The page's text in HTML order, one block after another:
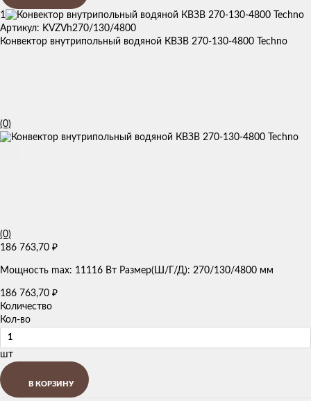
1
Артикул: KVZVh270/130/4800
Конвектор внутрипольный водяной КВЗВ 270-130-4800 Techno
(0)
(0)
186 763,70 ₽
Мощность max: 11116 Вт Размер(Ш/Г/Д): 270/130/4800 мм
186 763,70 ₽
Количество
Кол-во
шт
В КОРЗИНУ